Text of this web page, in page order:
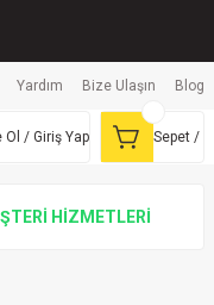
Yardım Bize Ulaşın Blog
Ol / Giriş Yap Sepet /
HİZMETLERİ